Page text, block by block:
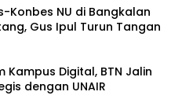
Konbes NU di Bangkalan
Gus Ipul Turun Tangan
Kampus Digital, BTN Jalin
dengan UNAIR